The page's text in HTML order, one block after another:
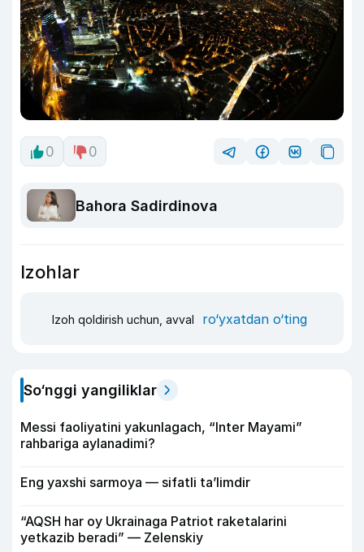
0 0
Bahora Sadirdinova
Izohlar
Izoh qoldirish uchun, avval ro‘yxatdan o‘ting
So‘nggi yangiliklar
Messi faoliyatini yakunlagach, “Inter Mayami”
rahbariga aylanadimi?
Eng yaxshi sarmoya — sifatli ta’limdir
“AQSH har oy Ukrainaga Patriot raketalarini
yetkazib beradi” — Zelenskiy